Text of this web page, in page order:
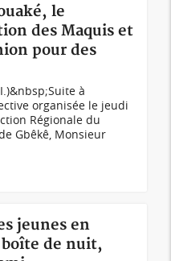
le
des Maquis et
pour des
à
organisée le jeudi
Régionale du
Gbêkê, Monsieur
jeunes en
de nuit,